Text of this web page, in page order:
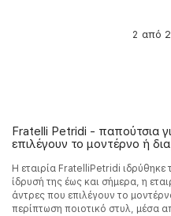
2 από
Fratelli Petridi - παπούτσια
επιλέγουν το μοντέρνο ή
Η εταιρία FratelliPetridi
ίδρυσή της έως και σήμερα, η
άντρες που επιλέγουν το
περίπτωση ποιοτικό στυλ, μέσα